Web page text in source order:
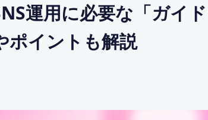
運用に必要な「ガイ
ポイントも解説